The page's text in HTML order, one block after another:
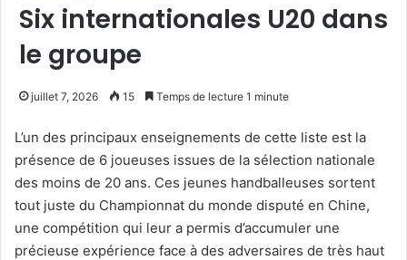
Six internationales U20 dans
le groupe
juillet 7, 2026 15 Temps de lecture 1 minute
L’un des principaux enseignements de cette liste est la
présence de 6 joueuses issues de la sélection nationale
des moins de 20 ans. Ces jeunes handballeuses sortent
tout juste du Championnat du monde disputé en Chine,
une compétition qui leur a permis d’accumuler une
précieuse expérience face à des adversaires de très haut